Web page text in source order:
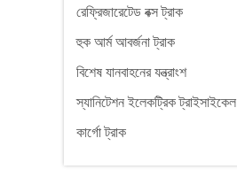
রেফ্রিজারেটেড বক্স ট্রাক
হুক আর্ম আবর্জনা ট্রাক
বিশেষ যানবাহনের যন্ত্রাংশ
স্যানিটেশন ইলেকট্রিক ট্রাইসাইকেল
কার্গো ট্রাক